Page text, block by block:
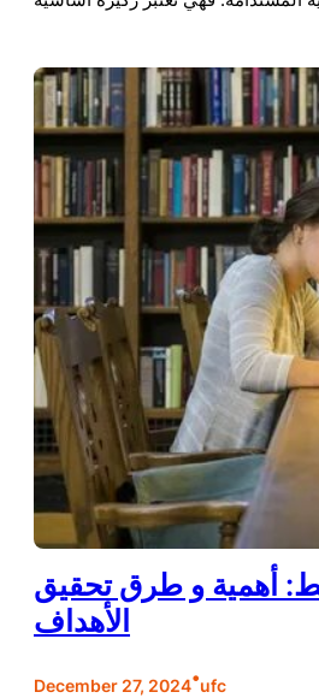
أهمية و طرق تحقيق
الأهداف
December 27, 2024•ufc